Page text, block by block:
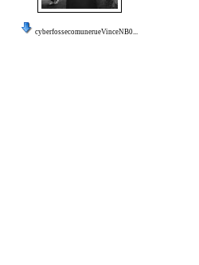
cyberfossecomunerueVinceNB0...